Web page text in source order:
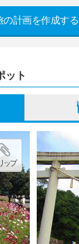
の計画を作成する
ット
ップ